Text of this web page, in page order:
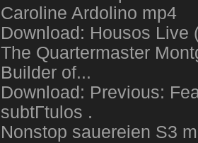
Caroline Ardolino mp4
Download: Housos Live
The Quartermaster
Builder of...
Download: Previous:
subtГ­tulos .
Nonstop sauereien S3